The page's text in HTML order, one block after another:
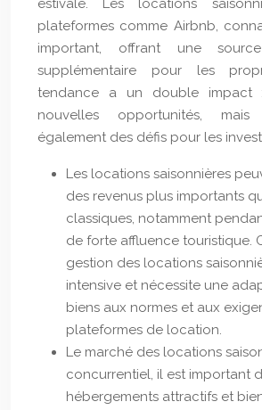
estivale. Les locations
plateformes comme Airbnb,
important, offrant une
supplémentaire pour les
tendance a un double
nouvelles opportunités,
également des défis pour les
Les locations saisonnières
des revenus plus importants
classiques, notamment
de forte affluence touristique.
gestion des locations
intensive et nécessite une
biens aux normes et aux
plateformes de location.
Le marché des locations
concurrentiel, il est important
hébergements attractifs et